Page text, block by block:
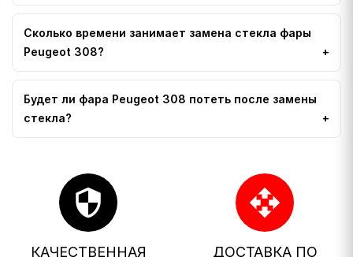
Сколько времени занимает замена стекла фары
Peugeot 308?
Будет ли фара Peugeot 308 потеть после замены
стекла?
security
КАЧЕСТВЕННАЯ
open_with
ДОСТАВКА ПО